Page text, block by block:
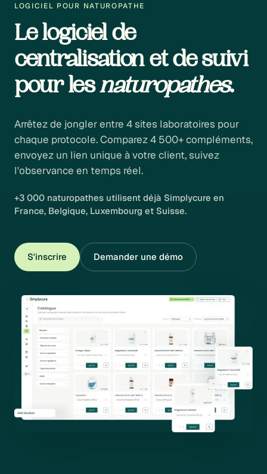
LOGICIEL POUR NATUROPATHE
Le logiciel de
centralisation et de suivi
pour lesnaturopathes.
Arrêtez de jongler entre 4 sites laboratoires pour
chaque protocole. Comparez 4 500+ compléments,
envoyez un lien unique à votre client, suivez
l'observance en temps réel.
+3 000 naturopathes utilisent déjà Simplycure en
France, Belgique, Luxembourg et Suisse.
S'inscrire Demander une démo